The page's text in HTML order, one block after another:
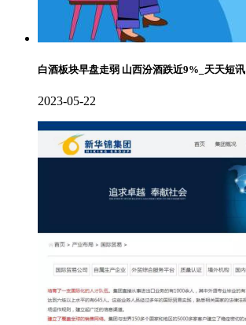
白酒板块早盘走弱 山西汾酒跌近9%_天天短讯
2023-05-22